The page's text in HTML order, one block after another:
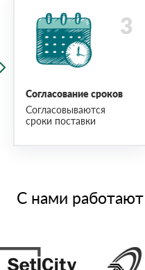
Согласование сроков
Согласовываются
сроки поставки
С нами работают